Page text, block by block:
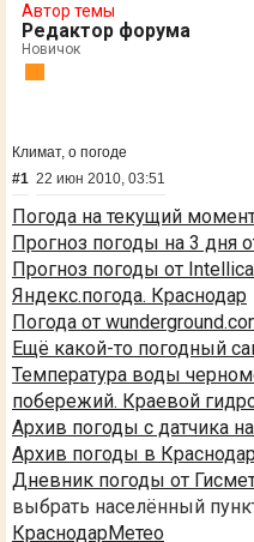
Автор темы
Редактор форума
Новичок
Климат, о погоде
#1 22 июн 2010, 03:51
Погода на текущий
Прогноз погоды на 3 дня
Прогноз погоды от
Яндекс.погода. Краснодар
Погода от
Ещё какой-то погодный
Температура воды
побережий. Краевой
Архив погоды с датчика
Архив погоды в
Дневник погоды от
выбрать населённый
КраснодарМетео